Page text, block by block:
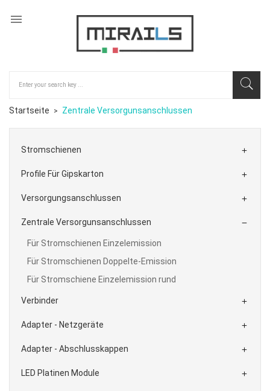

Startseite Zentrale Versorgunsanschlussen
Stromschienen 
Profile Für Gipskarton 
Versorgungsanschlussen 
Zentrale Versorgunsanschlussen 
Für Stromschienen Einzelemission
Für Stromschienen Doppelte-Emission
Für Stromschiene Einzelemission rund
Verbinder 
Adapter - Netzgeräte 
Adapter - Abschlusskappen 
LED Platinen Module 